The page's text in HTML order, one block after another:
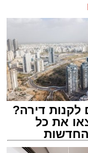
דירה?
את כל
>>>